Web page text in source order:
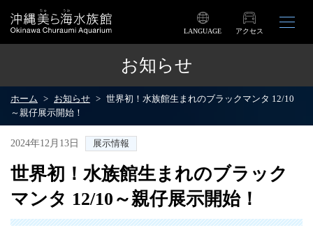
LANGUAGE アクセス
お知らせ
ホーム お知らせ
世界初！水族館生まれのブラックマンタ 12/10
～親仔展示開始！
2024年12月13日 展示情報
世界初！水族館生まれのブラック
マンタ 12/10～親仔展示開始！